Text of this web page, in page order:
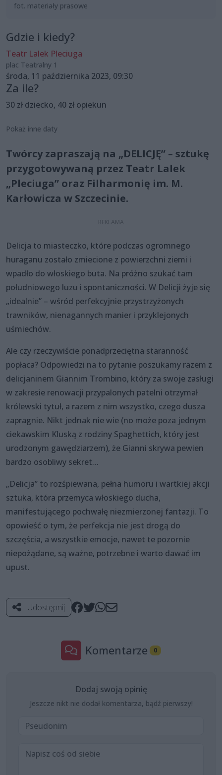
fot. materiały prasowe
Gdzie i kiedy?
Teatr Lalek Pleciuga
plac Teatralny 1
środa, 11 października 2023, 09:30
Za ile?
30 zł dziecko, 40 zł opiekun
Pokaż inne daty
Twórcy zapraszają na „DELICJĘ” – sztukę
przygotowywaną przez Teatr Lalek
„Pleciuga” oraz Filharmonię im. M.
Karłowicza w Szczecinie.
Delicja to miasteczko, które podczas ogromnego
huraganu zostało zmiecione z powierzchni ziemi i
wpadło do włoskiego buta. Na próżno szukać tam
południowego luzu i spontaniczności. W Delicji żyje się
„idealnie” – wśród perfekcyjnie przystrzyżonych
trawników, nienagannych manier i przyklejonych
uśmiechów.
Ale czy rzeczywiście ponadprzeciętna staranność
popłaca? Odpowiedzi na to pytanie poszukamy razem z
delicjaninem Giannim Trombino, który za swoje zasługi
w zakresie renowacji przypalonych patelni otrzymał
królewski tytuł, a razem z nim wszystko, czego dusza
zapragnie. Nikt jednak nie wie (no może poza jednym
ciekawskim Kluską z rodziny Spaghettich, który jest
urodzonym gawędziarzem), że Gianni skrywa pewien
bardzo osobliwy sekret…
„Delicja” to rozśpiewana, pełna humoru i wartkiej akcji
sztuka, która przemyca włoskiego ducha,
manifestującego pochwałę niezmierzonej fantazji. To
opowieść o tym, że perfekcja nie jest drogą do
szczęścia, a wszystkie emocje, nawet te pozornie
niepożądane, są ważne, potrzebne i warto dawać im
upust.
Udostępnij
Komentarze 0
Dodaj swoją opinię
Jeszcze nikt nie dodał komentarza, bądź pierwszy!